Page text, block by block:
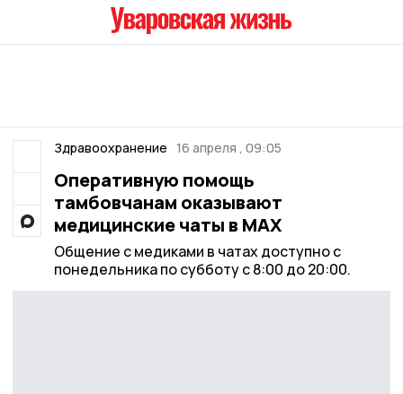
Здравоохранение 16 апреля , 09:05
Оперативную помощь
тамбовчанам оказывают
медицинские чаты в MAX
Общение с медиками в чатах доступно с
понедельника по субботу с 8:00 до 20:00.